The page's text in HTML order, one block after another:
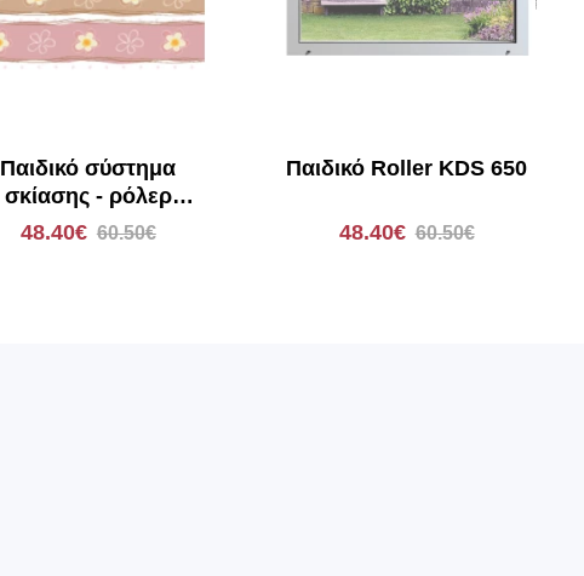
Παιδικό σύστημα
σκίασης - ρόλερ
Ανάρτηση E126
48.40€ 60.50€
Παιδικό Roller KDS 650
48.40€ 60.50€